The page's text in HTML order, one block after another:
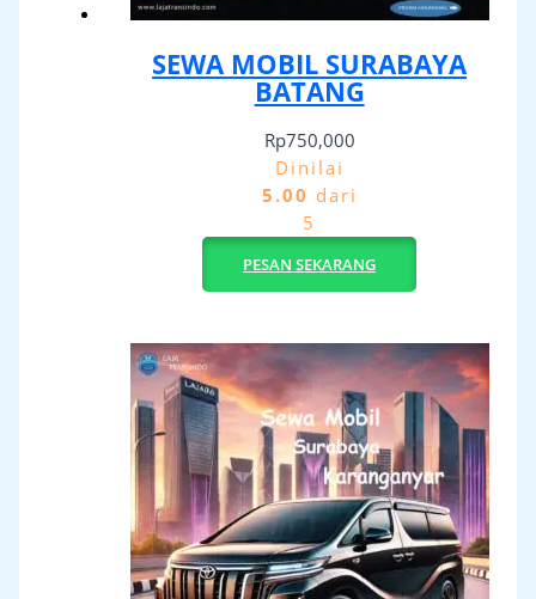
SEWA MOBIL SURABAYA
BATANG
Rp750,000
Dinilai
5.00 dari
5
PESAN SEKARANG